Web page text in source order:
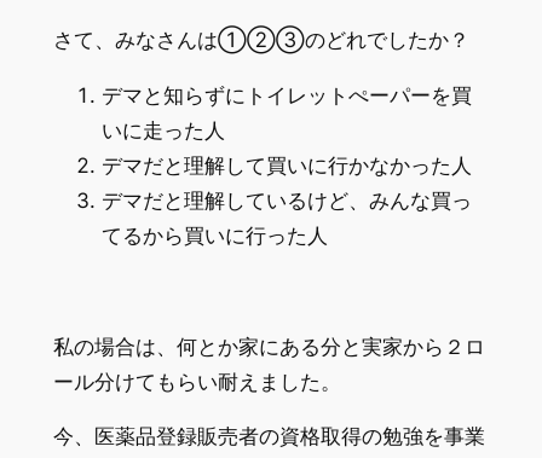
さて、みなさんは①②③のどれでしたか？
デマと知らずにトイレットぺーパーを買
いに走った人
デマだと理解して買いに行かなかった人
デマだと理解しているけど、みんな買っ
てるから買いに行った人
私の場合は、何とか家にある分と実家から２ロ
ール分けてもらい耐えました。
今、医薬品登録販売者の資格取得の勉強を事業